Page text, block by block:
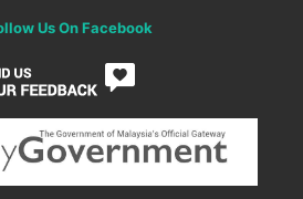
Us On Facebook